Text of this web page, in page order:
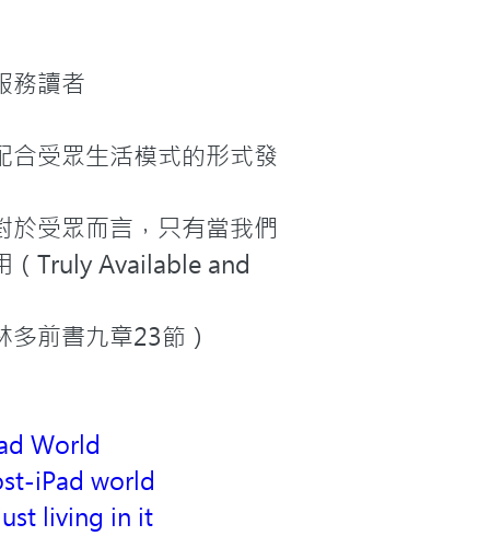
務讀者
合受眾生活模式的形式發
於受眾而言，只有當我們
（Truly Available and
前書九章23節）
World
iPad world
living in it